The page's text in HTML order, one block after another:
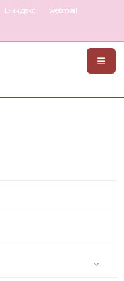
Е-индекс webmail